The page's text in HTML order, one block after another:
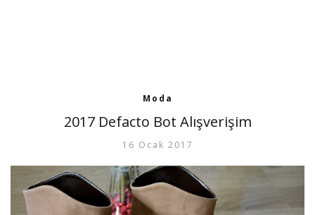
Moda
2017 Defacto Bot Alışverişim
16 Ocak 2017